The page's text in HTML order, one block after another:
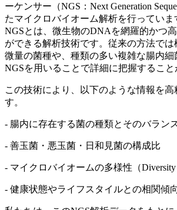
ーケンサー（NGS：Next Generation
たマイクロバイオーム解析を行っていま
NGSとは、微生物のDNAを網羅的かつ
ができる解析技術です。従来の方法では
微量の菌種や、種類の多い複雑な腸内細
NGSを用いることで詳細に把握すること
この技術により、以下のような情報を高
す。
- 腸内に存在する菌の種類とそのバラン
- 善玉菌・悪玉菌・日和見菌の構成比
- マイクロバイオームの多様性（
- 健康状態やライフスタイルとの相関傾